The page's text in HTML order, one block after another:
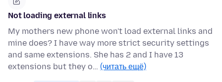
Not loading external links
My mothers new phone won't load external links and
mine does? I have way more strict security settings
and same extensions. She has 2 and I have 13
extensions but they o… (читать ещё)